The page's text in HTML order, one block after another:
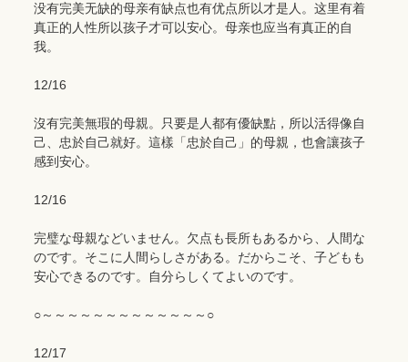
没有完美无缺的母亲有缺点也有优点所以才是人。这里有着
真正的人性所以孩子才可以安心。母亲也应当有真正的自
我。
12/16
沒有完美無瑕的母親。只要是人都有優缺點，所以活得像自
己、忠於自己就好。這樣「忠於自己」的母親，也會讓孩子
感到安心。
12/16
完璧な母親などいません。欠点も長所もあるから、人間な
のです。そこに人間らしさがある。だからこそ、子どもも
安心できるのです。自分らしくてよいのです。
○～～～～～～～～～～～～～○
12/17